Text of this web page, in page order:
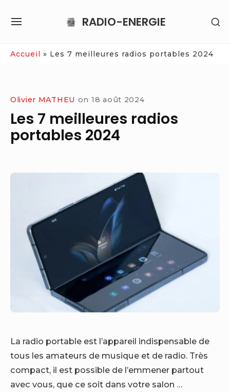
RADIO-ENERGIE
SITE
Accueil » Les 7 meilleures radios portables 2024
Olivier MATHEU on 18 août 2024
Les 7 meilleures radios
portables 2024
La radio portable est l’appareil indispensable de
tous les amateurs de musique et de radio. Très
compact, il est possible de l’emmener partout
avec vous, que ce soit dans votre salon …